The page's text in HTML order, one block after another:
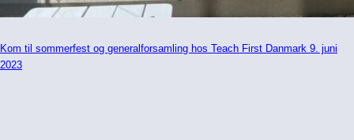
Kom til sommerfest og generalforsamling hos Teach First Danmark 9. juni
2023